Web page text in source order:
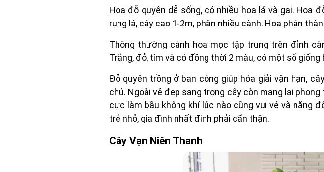
Hoa đỗ quyên dễ sống, có nhiều hoa lá và gai. Hoa
rụng lá, cây cao 1-2m, phân nhiều cành. Hoa phân
Thông thường cành hoa mọc tập trung trên đỉnh
Trắng, đỏ, tím và có đồng thời 2 màu, có một số giống
Đỗ quyên trồng ở ban công giúp hóa giải vận hạn,
chủ. Ngoài vẻ đẹp sang trọng cây còn mang lại
cực làm bầu không khí lúc nào cũng vui vẻ và năng
trẻ nhỏ, gia đình nhất định phải cẩn thận.
Cây Vạn Niên Thanh